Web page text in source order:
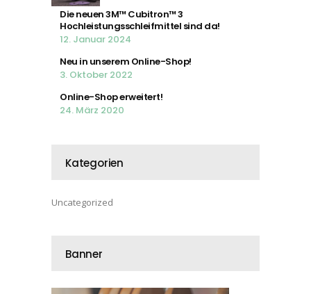
Die neuen 3M™ Cubitron™ 3
Hochleistungsschleifmittel sind da!
12. Januar 2024
Neu in unserem Online-Shop!
3. Oktober 2022
Online-Shop erweitert!
24. März 2020
Kategorien
Uncategorized
Banner